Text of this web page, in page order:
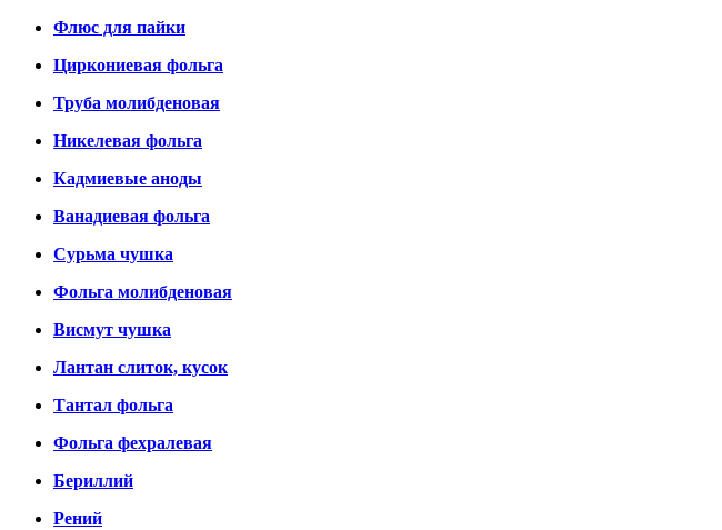
Флюс для пайки
Циркониевая фольга
Труба молибденовая
Никелевая фольга
Кадмиевые аноды
Ванадиевая фольга
Сурьма чушка
Фольга молибденовая
Висмут чушка
Лантан слиток, кусок
Тантал фольга
Фольга фехралевая
Бериллий
Рений